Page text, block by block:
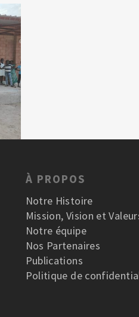
À PROPOS
Notre Histoire
Mission, Vision et
Notre équipe
Nos Partenaires
Publications
Politique de